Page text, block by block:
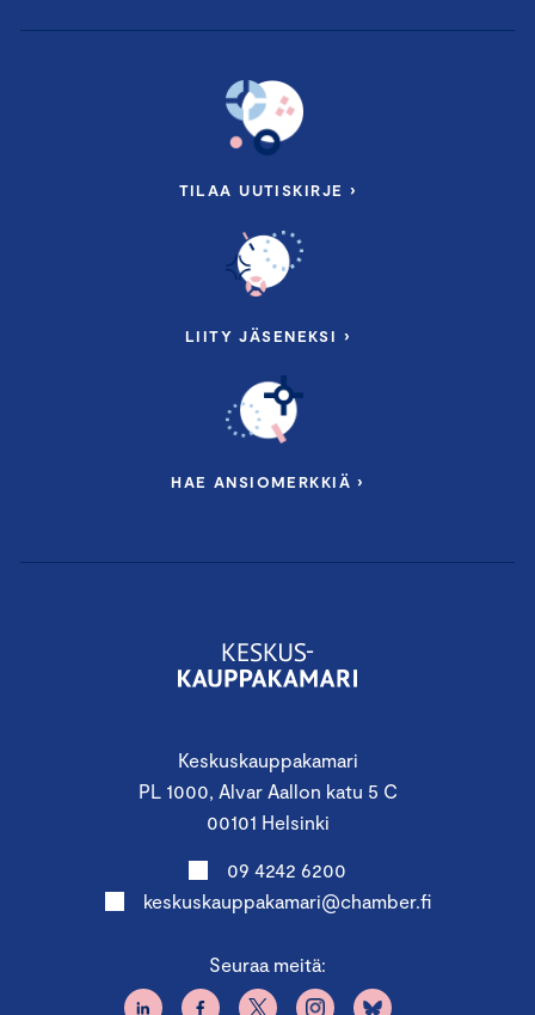
Keskuskauppakamari
PL 1000, Alvar Aallon katu 5 C
00101 Helsinki
09 4242 6200
keskuskauppakamari@chamber.fi
Seuraa meitä:
TILAA UUTISKIRJE ›
LIITY JÄSENEKSI ›
HAE ANSIOMERKKIÄ ›